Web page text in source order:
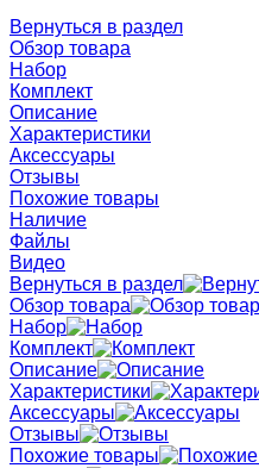
Вернуться в раздел
Обзор товара
Набор
Комплект
Описание
Характеристики
Аксессуары
Отзывы
Похожие товары
Наличие
Файлы
Видео
Вернуться в раздел
Обзор товара
Набор
Комплект
Описание
Характеристики
Аксессуары
Отзывы
Похожие товары